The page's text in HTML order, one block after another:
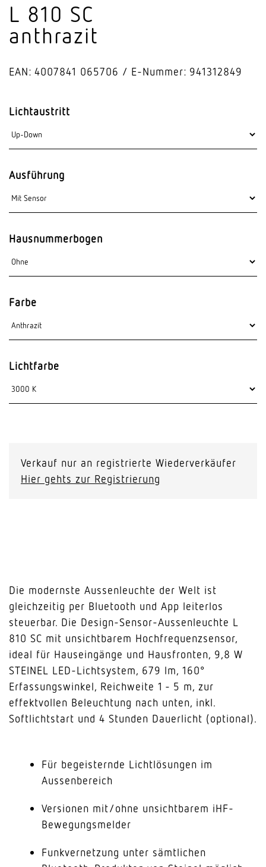
L 810 SC
anthrazit
EAN: 4007841 065706 E-Nummer: 941312849
Lichtaustritt
Ausführung
Hausnummerbogen
Farbe
Lichtfarbe
Verkauf nur an registrierte Wiederverkäufer
Hier gehts zur Registrierung
Die modernste Aussenleuchte der Welt ist
gleichzeitig per Bluetooth und App leiterlos
steuerbar. Die Design-Sensor-Aussenleuchte L
810 SC mit unsichtbarem Hochfrequenzsensor,
ideal für Hauseingänge und Hausfronten, 9,8 W
STEINEL LED-Lichtsystem, 679 lm, 160°
Erfassungswinkel, Reichweite 1 - 5 m, zur
effektvollen Beleuchtung nach unten, inkl.
Softlichtstart und 4 Stunden Dauerlicht (optional).
Für begeisternde Lichtlösungen im
Aussenbereich
Versionen mit/ohne unsichtbarem iHF-
Bewegungsmelder
Funkvernetzung unter sämtlichen